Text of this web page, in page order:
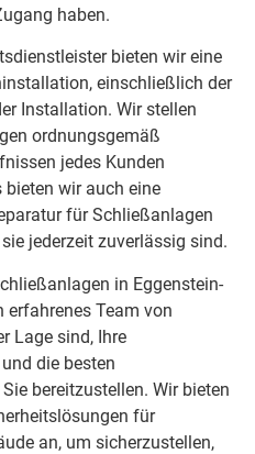
haben.
bieten wir eine
einschließlich der
Installation. Wir stellen
ordnungsgemäß
jedes Kunden
bieten wir auch eine
für Schließanlagen
jederzeit zuverlässig sind.
in Eggenstein-
Team von
Lage sind, Ihre
die besten
bereitzustellen. Wir bieten
für
an, um sicherzustellen,